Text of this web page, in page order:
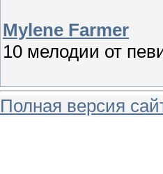
Mylene Farmer
10 мелодии от
Полная версия